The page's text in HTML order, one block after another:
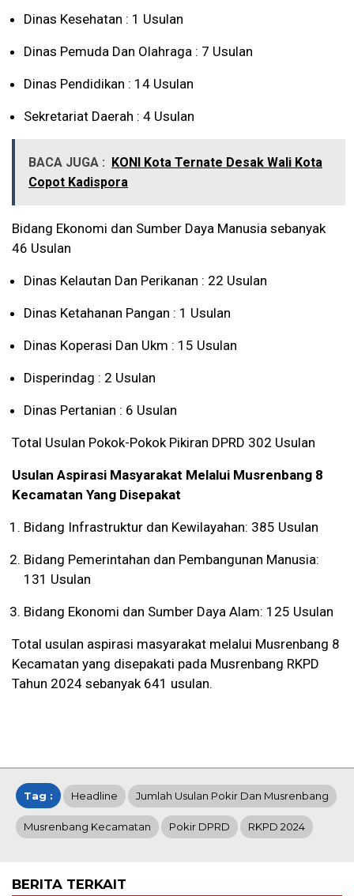
Dinas Kesehatan : 1 Usulan
Dinas Pemuda Dan Olahraga : 7 Usulan
Dinas Pendidikan : 14 Usulan
Sekretariat Daerah : 4 Usulan
BACA JUGA :
KONI Kota Ternate Desak Wali Kota
Copot Kadispora
Bidang Ekonomi dan Sumber Daya Manusia sebanyak
46 Usulan
Dinas Kelautan Dan Perikanan : 22 Usulan
Dinas Ketahanan Pangan : 1 Usulan
Dinas Koperasi Dan Ukm : 15 Usulan
Disperindag : 2 Usulan
Dinas Pertanian : 6 Usulan
Total Usulan Pokok-Pokok Pikiran DPRD 302 Usulan
Usulan Aspirasi Masyarakat Melalui Musrenbang 8
Kecamatan Yang Disepakat
Bidang Infrastruktur dan Kewilayahan: 385 Usulan
Bidang Pemerintahan dan Pembangunan Manusia:
131 Usulan
Bidang Ekonomi dan Sumber Daya Alam: 125 Usulan
Total usulan aspirasi masyarakat melalui Musrenbang 8
Kecamatan yang disepakati pada Musrenbang RKPD
Tahun 2024 sebanyak 641 usulan.
Tag : Headline Jumlah Usulan Pokir Dan Musrenbang
Musrenbang Kecamatan Pokir DPRD RKPD 2024
BERITA TERKAIT